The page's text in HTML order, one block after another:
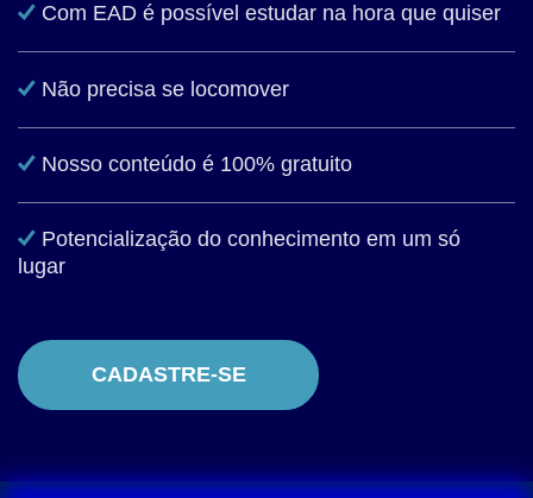
Com EAD é possível estudar na hora que quiser
Não precisa se locomover
Nosso conteúdo é 100% gratuito
Potencialização do conhecimento em um só
lugar
CADASTRE-SE